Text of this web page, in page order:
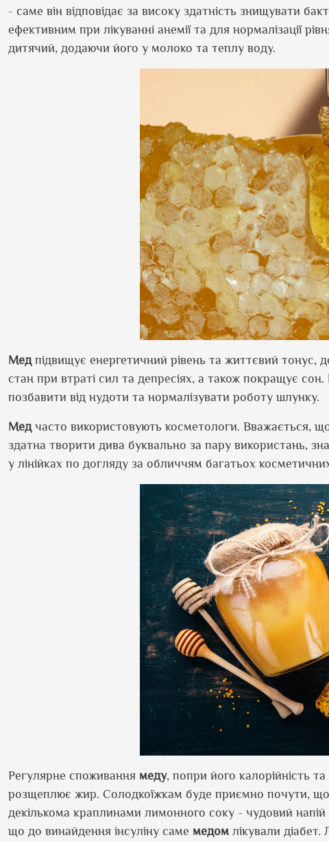
- саме він відповідає за високу здатність знищувати
ефективним при лікуванні анемії та для нормалізації
дитячий, додаючи його у молоко та теплу воду.
Медпідвищує енергетичний рівень та життєвий тонус,
стан при втраті сил та депресіях, а також покращує сон.
позбавити від нудоти та нормалізувати роботу шлунку.
Медчасто використовують косметологи. Вважається,
здатна творити дива буквально за пару використань,
у лінійках по догляду за обличчям багатьох
Регулярне споживання меду, попри його калорійність
розщеплює жир. Солодкоїжкам буде приємно почути,
декількома краплинами лимонного соку - чудовий
що до винайдення інсуліну саме медом лікували